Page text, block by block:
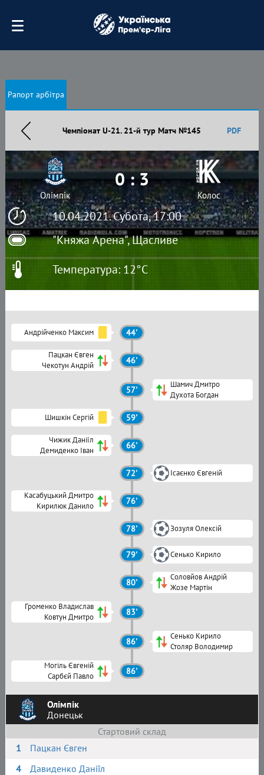
Рапорт арбітра
Чемпіонат U-21. 21-й тур Матч №145 PDF
10.04.2021. Субота, 17:00
"Княжа Арена", Щасливе
Олімпік
0 : 3
Колос
Температура: 12°C
Олімпік
Донецьк
Стартовий склад
1
Пацкан Євген
4
Давиденко Даніїл
Андрійченко Максим 44'
Пацкан Євген
Чекотун Андрій
46'
57'
Шамич Дмитро
Духота Богдан
Шишкін Сергій 59'
Чижик Даніїл
Демиденко Іван
66'
72' Ісаєнко Євгеній
Касабуцький Дмитро
Кирилюк Данило
76'
78' Зозуля Олексій
79' Сенько Кирило
80'
Соловйов Андрій
Жозе Мартін
Громенко Владислав
Ковтун Дмитро
83'
86'
Сенько Кирило
Столяр Володимир
Могіль Євгеній
Сарбєй Павло
86'